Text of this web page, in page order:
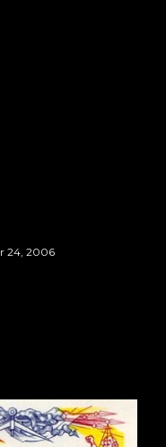
24, 2006